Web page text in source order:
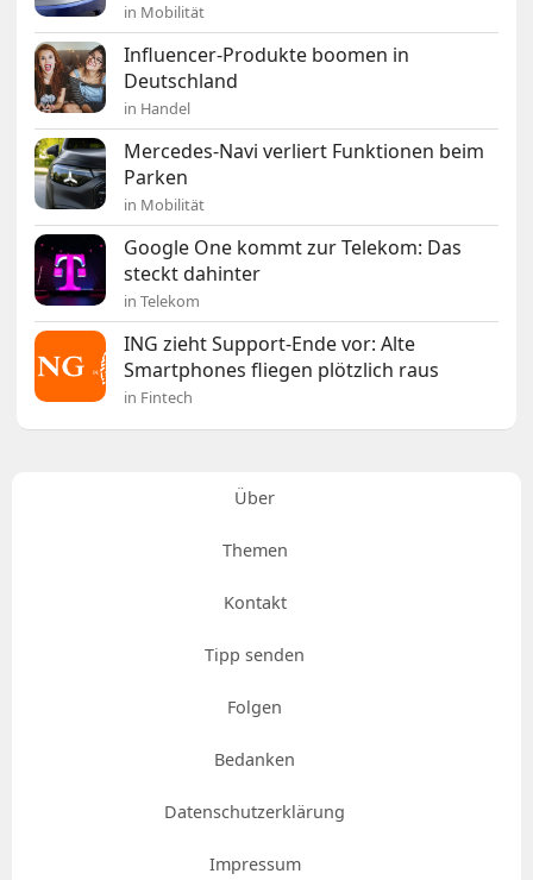
in Mobilität
Influencer-Produkte boomen in
Deutschland
in Handel
Mercedes-Navi verliert Funktionen beim
Parken
in Mobilität
Google One kommt zur Telekom: Das
steckt dahinter
in Telekom
ING zieht Support-Ende vor: Alte
Smartphones fliegen plötzlich raus
in Fintech
Über
Themen
Kontakt
Tipp senden
Folgen
Bedanken
Datenschutzerklärung
Impressum